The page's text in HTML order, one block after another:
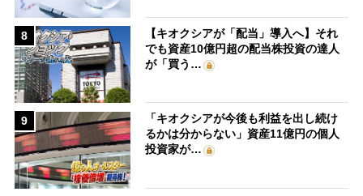
8
【キオクシアが「配当」導入へ】それ
でも資産10億円超の配当株投資の達人
が「買う…
9
「キオクシアが今後も利益を出し続け
るかは分からない」資産11億円の個人
投資家が…